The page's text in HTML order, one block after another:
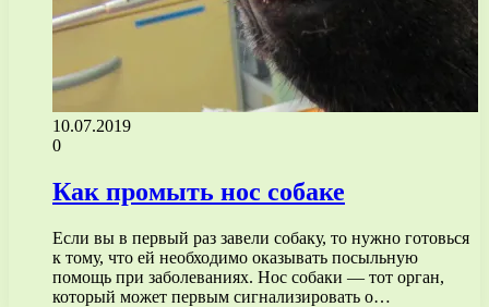
10.07.2019
0
Как промыть нос собаке
Если вы в первый раз завели собаку, то нужно готовься
к тому, что ей необходимо оказывать посыльную
помощь при заболеваниях. Нос собаки — тот орган,
который может первым сигнализировать о…